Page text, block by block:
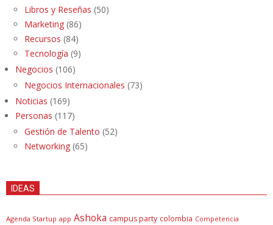
Libros y Reseñas (50)
Marketing (86)
Recursos (84)
Tecnología (9)
Negocios (106)
Negocios Internacionales (73)
Noticias (169)
Personas (117)
Gestión de Talento (52)
Networking (65)
IDEAS
Agenda Startup app Ashoka campus party colombia Competencia